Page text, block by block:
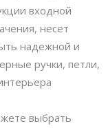
входной
несет
надежной и
ручки, петли,
выбрать